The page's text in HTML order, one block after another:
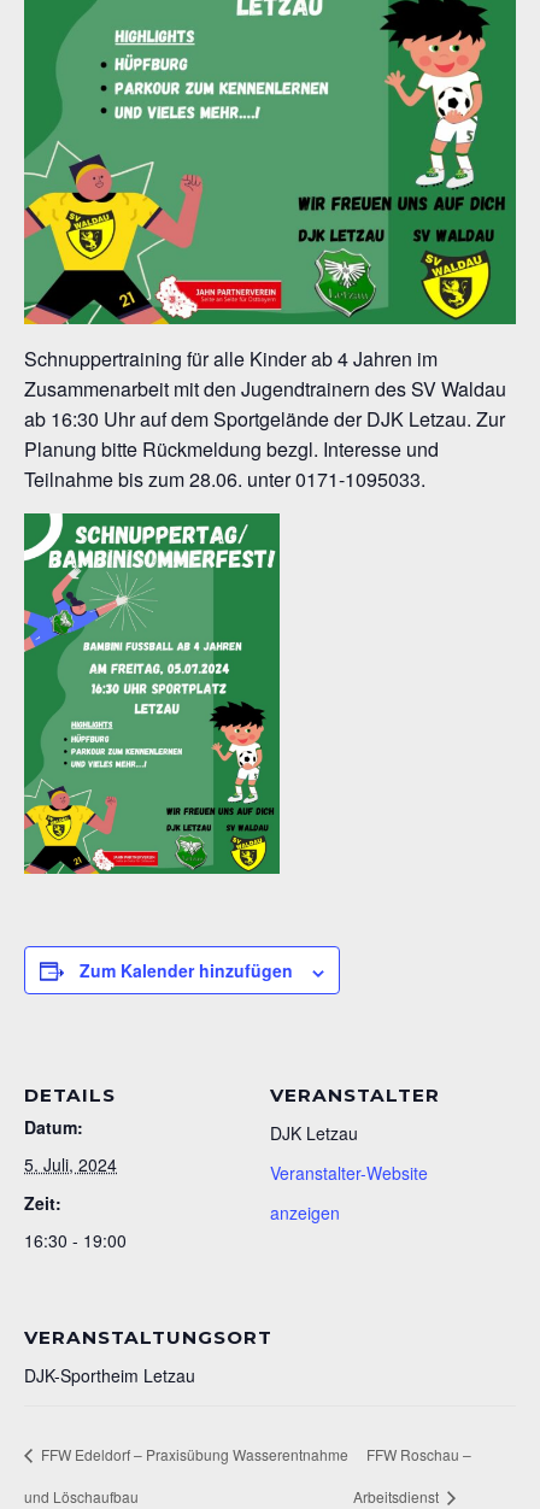
Schnuppertraining für alle Kinder ab 4 Jahren im
Zusammenarbeit mit den Jugendtrainern des SV Waldau
ab 16:30 Uhr auf dem Sportgelände der DJK Letzau. Zur
Planung bitte Rückmeldung bezgl. Interesse und
Teilnahme bis zum 28.06. unter 0171-1095033.
Zum Kalender hinzufügen
DETAILS
Datum:
5. Juli, 2024
Zeit:
16:30 - 19:00
VERANSTALTER
DJK Letzau
Veranstalter-Website
anzeigen
VERANSTALTUNGSORT
DJK-Sportheim Letzau
FFW Edeldorf – Praxisübung Wasserentnahme
und Löschaufbau
FFW Roschau –
Arbeitsdienst